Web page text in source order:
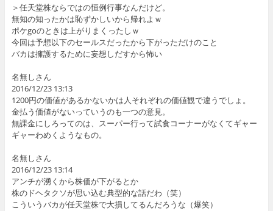
＞任天堂株ならではの恒例行事なんだけど。
無知の知ったかは恥ずかしいから帰れよｗ
ポケgoのときは上がりまくったしｗ
今回は予想以下のセールスだったから下がっただけのこと
バカは擁護するために妄想しだすから怖い
名無しさん
2016/12/23 13:13
1200円の価値があるかないかは人それぞれの価値観で違うでしょ。
金払う価値がないっていうのも一つの意見。
無課金にしろってのは、スーパー行って試食コーナーがなくてギャー
ギャーわめくようなもの。
名無しさん
2016/12/23 13:14
アンチが湧くから株価が下がるとか
株のドヘタクソが思い込む典型的な話だわ（笑）
こういうバカが任天堂株で大損してるんだろうな（爆笑）